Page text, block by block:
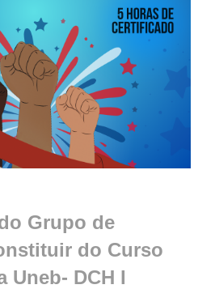
Grupo de
do Curso
Uneb- DCH I